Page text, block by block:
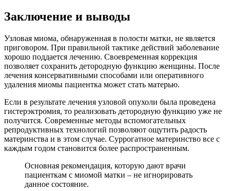
Заключение и выводы
Узловая миома, обнаруженная в полости матки, не является
приговором. При правильной тактике действий заболевание
хорошо поддается лечению. Своевременная коррекция
позволяет сохранить детородную функцию женщины. После
лечения консервативными способами или оперативного
удаления миомы пациентка может стать матерью.
Если в результате лечения узловой опухоли была проведена
гистерэктромия, то реализовать детородную функцию уже не
получится. Современные методы вспомогательных
репродуктивных технологий позволяют ощутить радость
материнства и в этом случае. Суррогатное материнство все с
каждым годом становится более распространенным.
Основная рекомендация, которую дают врачи
пациенткам с миомой матки – не игнорировать
данное состояние.